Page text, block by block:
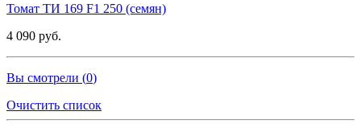
Томат ТИ 169 F1 250 (семян)
4 090 руб.
Вы смотрели (0)
Очистить список